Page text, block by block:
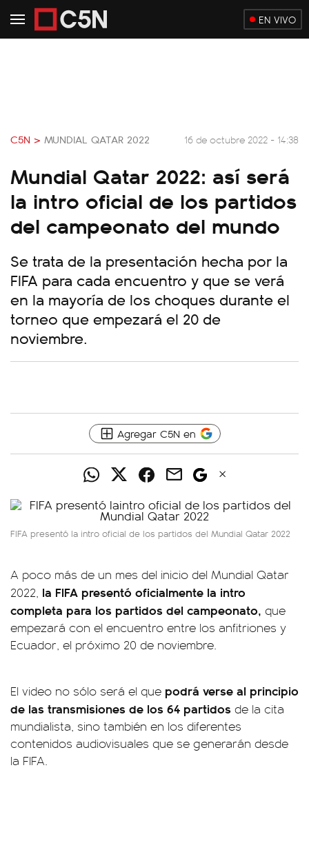
EN VIVO
C5N > MUNDIAL QATAR 2022 16 de octubre 2022 - 14:38
Mundial Qatar 2022: así será
la intro oficial de los partidos
del campeonato del mundo
Se trata de la presentación hecha por la
FIFA para cada encuentro y que se verá
en la mayoría de los choques durante el
torneo que empezará el 20 de
noviembre.
Agregar C5N en
FIFA presentó la intro oficial de los partidos del Mundial Qatar 2022
A poco más de un mes del inicio del Mundial Qatar
2022, la FIFA presentó oficialmente la intro
completa para los partidos del campeonato, que
empezará con el encuentro entre los anfitriones y
Ecuador, el próximo 20 de noviembre.
El video no sólo será el que podrá verse al principio
de las transmisiones de los 64 partidos de la cita
mundialista, sino también en los diferentes
contenidos audiovisuales que se generarán desde
la FIFA.